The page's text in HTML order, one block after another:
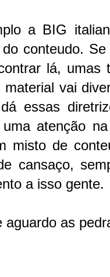
a BIG
conteudo.
lá, umas
vai
essas
atenção
misto de
cansaço,
a isso gente.
aguardo as